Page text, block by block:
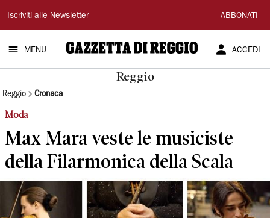
Gazzetta
di
Reggio
Iscriviti alle Newsletter ABBONATI
MENU ACCEDI
Reggio
Reggio Cronaca
Moda
Max Mara veste le musiciste
della Filarmonica della Scala